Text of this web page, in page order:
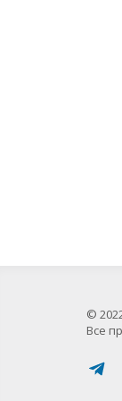
©
Все